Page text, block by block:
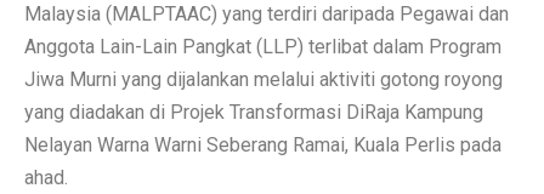
Malaysia (MALPTAAC) yang terdiri daripada Pegawai dan
Anggota Lain-Lain Pangkat (LLP) terlibat dalam Program
Jiwa Murni yang dijalankan melalui aktiviti gotong royong
yang diadakan di Projek Transformasi DiRaja Kampung
Nelayan Warna Warni Seberang Ramai, Kuala Perlis pada
ahad.